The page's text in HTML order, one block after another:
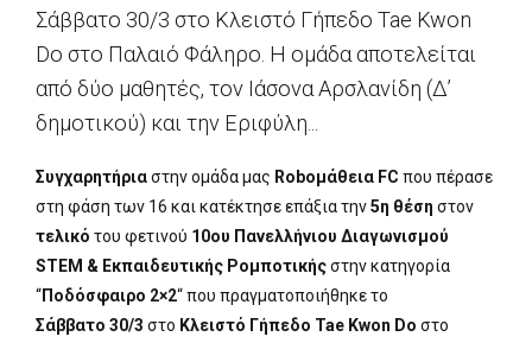
Σάββατο 30/3 στο Κλειστό Γήπεδο Tae Kwon
Do στο Παλαιό Φάληρο. Η ομάδα αποτελείται
από δύο μαθητές, τον Ιάσονα Αρσλανίδη (Δ’
δημοτικού) και την Εριφύλη...
Συγχαρητήριαστην ομάδα μας Roboμάθεια FC που πέρασε
στη φάση των 16 και κατέκτησε επάξια την5η θέση στον
τελικό του φετινού 10ου Πανελλήνιου Διαγωνισμού
STEM & Eκπαιδευτικής Ρομποτικήςστην κατηγορία
“Ποδόσφαιρο 2×2“ που πραγματοποιήθηκε το
Σάββατο 30/3 στο Κλειστό Γήπεδο Tae Kwon Do στο